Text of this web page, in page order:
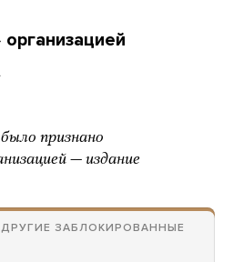
признано
— издание
ЗАБЛОКИРОВАННЫЕ